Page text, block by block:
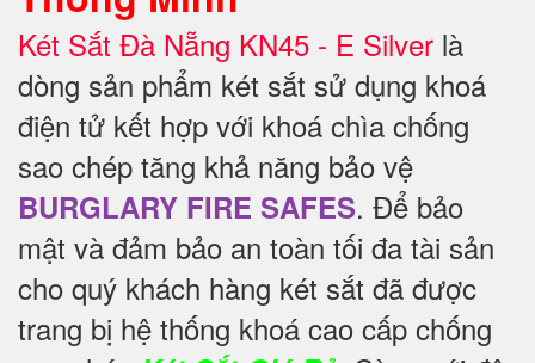
Két Sắt Đà Nẵng KN45 - E Silver là
dòng sản phẩm két sắt sử dụng khoá
điện tử kết hợp với khoá chìa chống
sao chép tăng khả năng bảo vệ
BURGLARY FIRE SAFES. Để bảo
mật và đảm bảo an toàn tối đa tài sản
cho quý khách hàng két sắt đã được
trang bị hệ thống khoá cao cấp chống